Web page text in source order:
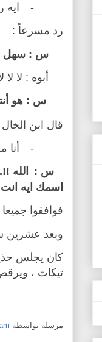
-
رد مسرعاً :
س : سهل
أبوه : لا
س : هو
قال ابن
-
أنا
س :
الله
اسمك ايه انت
فوافقوا
وبعد عشرين
كان يجلس
تيكات ،
مرسلة بواسطة